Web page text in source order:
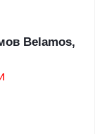
Belamos,